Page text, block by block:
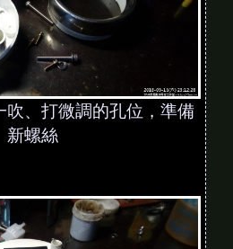
吹、打微調的孔位，準備
新螺絲